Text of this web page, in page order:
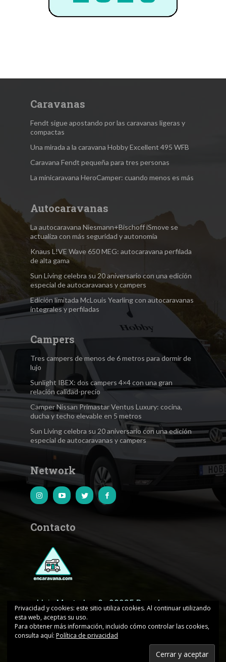
Caravanas
Fendt sigue apostando por las caravanas ligeras y
compactas
Una mirada a la caravana Hobby Excellent 495 WFB
Caravana Fendt pequeña para tres personas
La minicaravana HeroCamper: cuando menos es más
Autocaravanas
La autocaravana Niesmann+Bischoff iSmove se
actualiza con más seguridad y autonomía
Knaus L!VE Wave 650 MEG: autocaravana perfilada
de alta gama
Sun Living celebra su 20 aniversario con una edición
especial de autocaravanas y campers
Edición limitada McLouis Yearling con autocaravanas
integrales y perfiladas
Campers
Tres campers de menos de 6 metros para dormir de
lujo
Sunlight IBEX: dos campers 4×4 con una gran
relación calidad-precio
Camper Nissan Primastar Ventus Luxury: cocina,
ducha y techo elevable en 5 metros
Sun Living celebra su 20 aniversario con una edición
especial de autocaravanas y campers
Network
Contacto
c.Lluis Muntadas, 8 · 08035 Barcelona
encaravana@edicionesjd.com
Privacidad y cookies: este sitio utiliza cookies. Al continuar utilizando
esta web, aceptas su uso.
Para obtener más información, incluido cómo controlar las cookies,
consulta aquí: Política de privacidad